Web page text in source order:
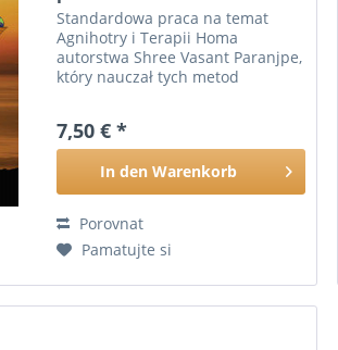
Standardowa praca na temat
Agnihotry i Terapii Homa
autorstwa Shree Vasant Paranjpe,
który nauczał tych metod
Agnihotrę, czyli metodę
oczyszczania atmosfery za
pomocą ognia piramidy...
7,50 € *
In den Warenkorb
Porovnat
Pamatujte si